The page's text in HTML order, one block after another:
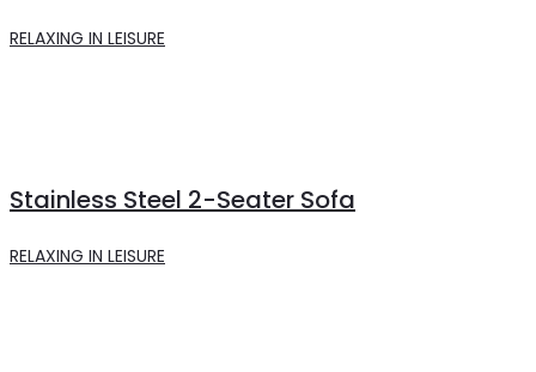
RELAXING IN LEISURE
Stainless Steel 2-Seater Sofa
RELAXING IN LEISURE